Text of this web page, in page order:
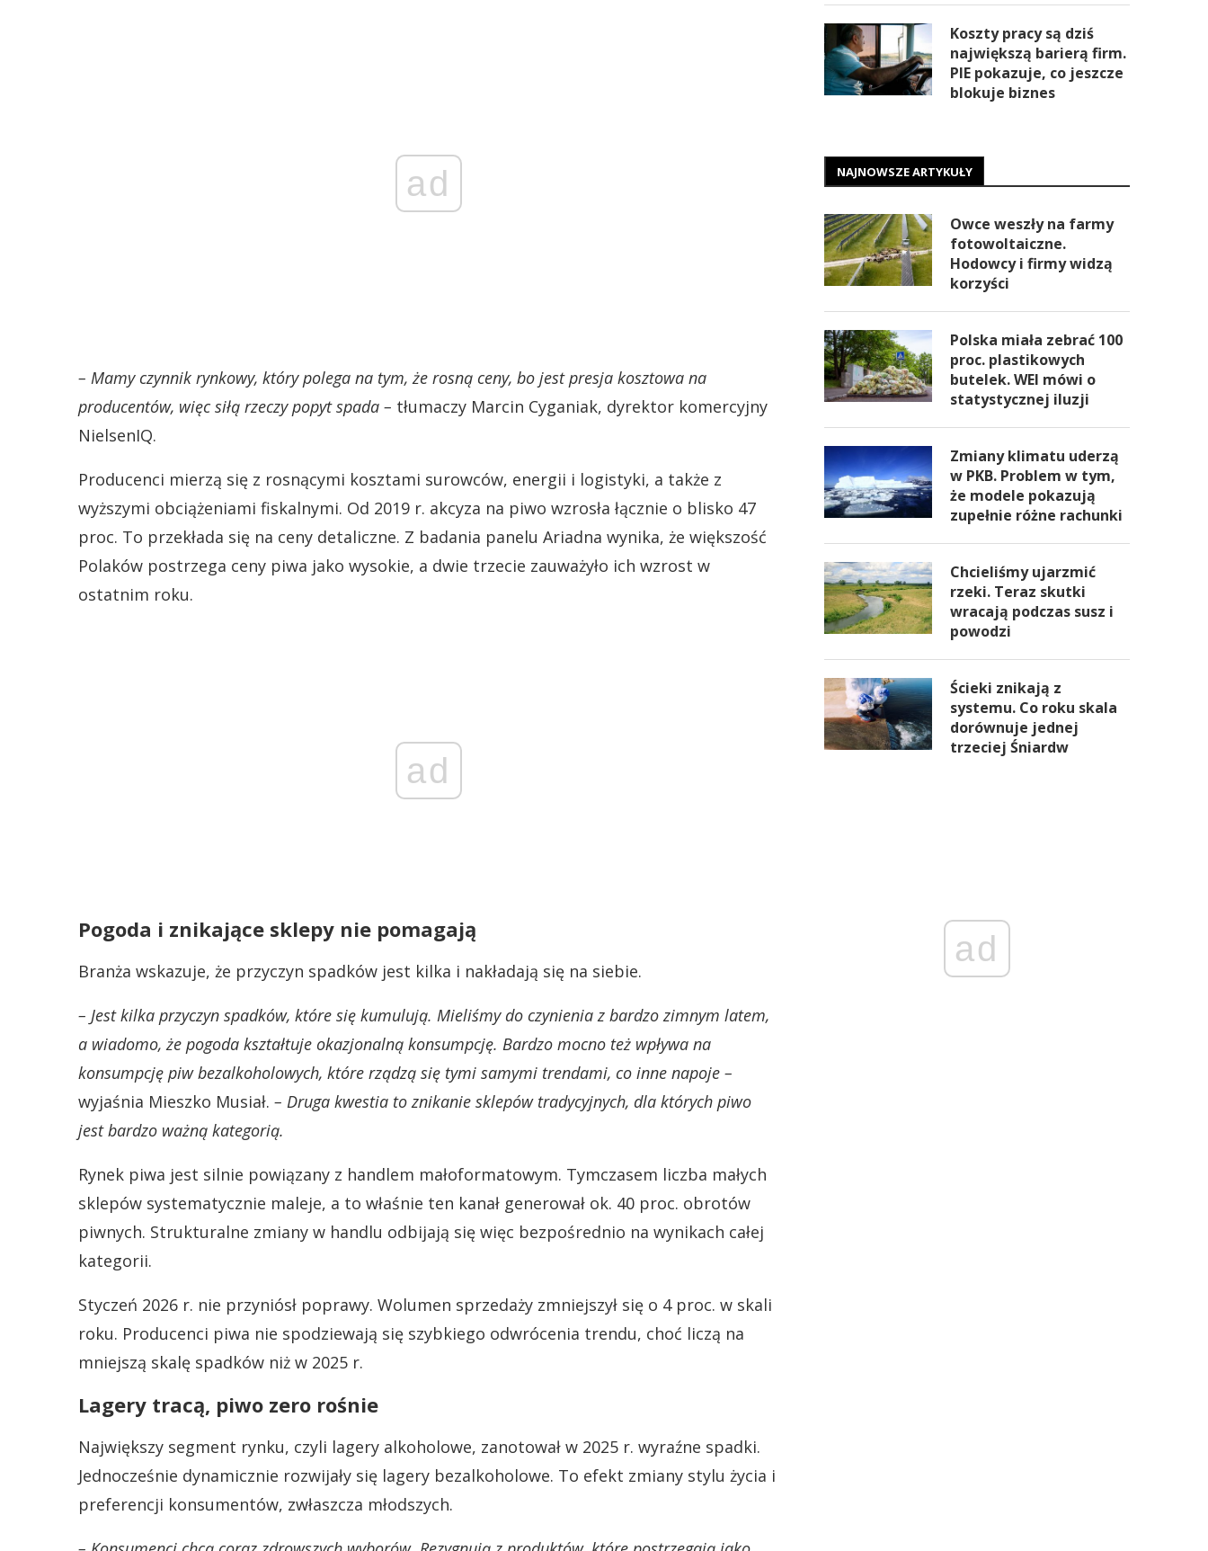
ad
– Mamy czynnik rynkowy, który polega na tym, że rosną ceny, bo jest presja kosztowa na
producentów, więc siłą rzeczy popyt spada – tłumaczy Marcin Cyganiak, dyrektor komercyjny
NielsenIQ.
Producenci mierzą się z rosnącymi kosztami surowców, energii i logistyki, a także z
wyższymi obciążeniami fiskalnymi. Od 2019 r. akcyza na piwo wzrosła łącznie o blisko 47
proc. To przekłada się na ceny detaliczne. Z badania panelu Ariadna wynika, że większość
Polaków postrzega ceny piwa jako wysokie, a dwie trzecie zauważyło ich wzrost w
ostatnim roku.
ad
Pogoda i znikające sklepy nie pomagają
Branża wskazuje, że przyczyn spadków jest kilka i nakładają się na siebie.
– Jest kilka przyczyn spadków, które się kumulują. Mieliśmy do czynienia z bardzo zimnym latem,
a wiadomo, że pogoda kształtuje okazjonalną konsumpcję. Bardzo mocno też wpływa na
konsumpcję piw bezalkoholowych, które rządzą się tymi samymi trendami, co inne napoje –
wyjaśnia Mieszko Musiał. – Druga kwestia to znikanie sklepów tradycyjnych, dla których piwo
jest bardzo ważną kategorią.
Rynek piwa jest silnie powiązany z handlem małoformatowym. Tymczasem liczba małych
sklepów systematycznie maleje, a to właśnie ten kanał generował ok. 40 proc. obrotów
piwnych. Strukturalne zmiany w handlu odbijają się więc bezpośrednio na wynikach całej
kategorii.
Styczeń 2026 r. nie przyniósł poprawy. Wolumen sprzedaży zmniejszył się o 4 proc. w skali
roku. Producenci piwa nie spodziewają się szybkiego odwrócenia trendu, choć liczą na
mniejszą skalę spadków niż w 2025 r.
Lagery tracą, piwo zero rośnie
Największy segment rynku, czyli lagery alkoholowe, zanotował w 2025 r. wyraźne spadki.
Jednocześnie dynamicznie rozwijały się lagery bezalkoholowe. To efekt zmiany stylu życia i
preferencji konsumentów, zwłaszcza młodszych.
Koszty pracy są dziś
największą barierą firm.
PIE pokazuje, co jeszcze
blokuje biznes
NAJNOWSZE ARTYKUŁY
Owce weszły na farmy
fotowoltaiczne.
Hodowcy i firmy widzą
korzyści
Polska miała zebrać 100
proc. plastikowych
butelek. WEI mówi o
statystycznej iluzji
Zmiany klimatu uderzą
w PKB. Problem w tym,
że modele pokazują
zupełnie różne rachunki
Chcieliśmy ujarzmić
rzeki. Teraz skutki
wracają podczas susz i
powodzi
Ścieki znikają z
systemu. Co roku skala
dorównuje jednej
trzeciej Śniardw
ad